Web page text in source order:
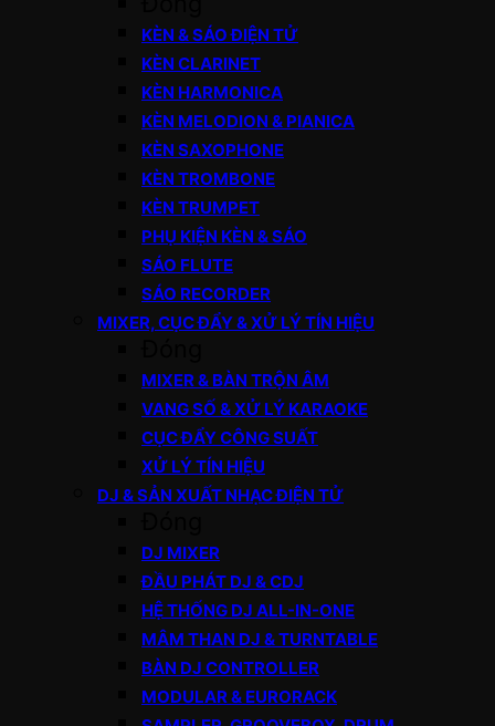
KÈN & SÁO ĐIỆN TỬ
KÈN CLARINET
KÈN HARMONICA
KÈN MELODION & PIANICA
KÈN SAXOPHONE
KÈN TROMBONE
KÈN TRUMPET
PHỤ KIỆN KÈN & SÁO
SÁO FLUTE
SÁO RECORDER
MIXER, CỤC ĐẨY & XỬ LÝ TÍN HIỆU
MIXER & BÀN TRỘN ÂM
VANG SỐ & XỬ LÝ KARAOKE
CỤC ĐẨY CÔNG SUẤT
XỬ LÝ TÍN HIỆU
DJ & SẢN XUẤT NHẠC ĐIỆN TỬ
DJ MIXER
ĐẦU PHÁT DJ & CDJ
HỆ THỐNG DJ ALL-IN-ONE
MÂM THAN DJ & TURNTABLE
BÀN DJ CONTROLLER
MODULAR & EURORACK